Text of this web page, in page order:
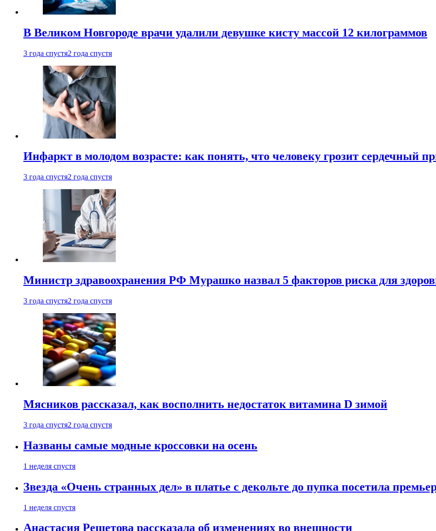
В Великом Новгороде врачи удалили девушке кисту массой 12 килограммов
3 года спустя2 года спустя
Инфаркт в молодом возрасте: как понять, что человеку грозит сердечный
3 года спустя2 года спустя
Министр здравоохранения РФ Мурашко назвал 5 факторов риска для
3 года спустя2 года спустя
Мясников рассказал, как восполнить недостаток витамина D зимой
3 года спустя2 года спустя
Названы самые модные кроссовки на осень
1 неделя спустя
Звезда «Очень странных дел» в платье с декольте до пупка посетила
1 неделя спустя
Анастасия Решетова рассказала об изменениях во внешности